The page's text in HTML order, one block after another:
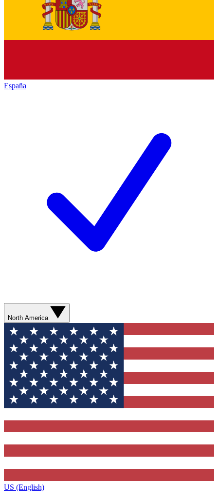
España
North America
US (English)